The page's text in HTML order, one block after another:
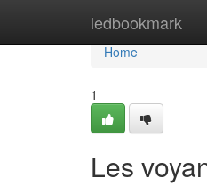
ledbookmark
Home
Home
1
Les